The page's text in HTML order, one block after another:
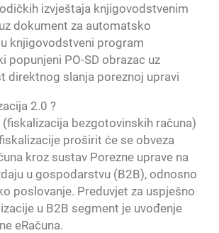
izvještaja knjigovodstvenim
dokument za automatsko
knjigovodstveni program
popunjeni PO-SD obrazac uz
direktnog slanja poreznoj upravi
2.0 ?
(fiskalizacija bezgotovinskih računa)
proširit će se obveza
kroz sustav Porezne uprave na
u gospodarstvu (B2B), odnosno
poslovanje. Preduvjet za uspješno
u B2B segment je uvođenje
eRačuna.